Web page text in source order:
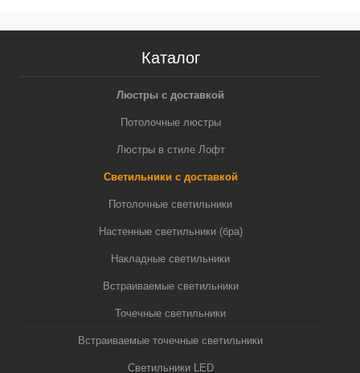
Каталог
Люстры с доставкой
Потолочные люстры
Люстры в стиле Лофт
Светильники с доставкой
Потолочные светильники
Настенные светильники (бра)
Накладные светильники
Встраиваемые светильники
Точечные светильники
Встраиваемые точечные светильники
Светильники LED